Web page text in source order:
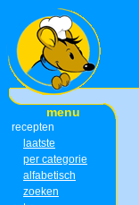
menu
recepten
laatste
per categorie
alfabetisch
zoeken